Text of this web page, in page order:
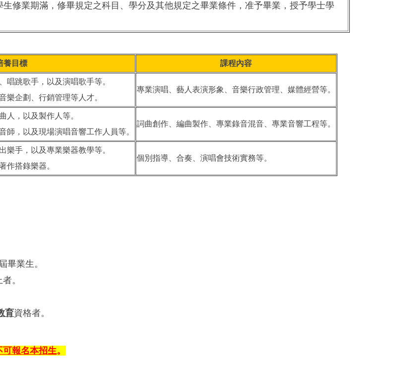
生修業期滿，修畢規定之科目、學分及其他規定之畢業條件，准予畢業，授予學士學
養目標 課程內容
唱跳歌手，以及演唱歌手等。
樂企劃、行銷管理等人才。
專業演唱、藝人表演形象、音樂行政管理、媒體經營等。
人，以及製作人等。
師，以及現場演唱音響工作人員等。
詞曲創作、編曲製作、專業錄音混音、專業音響工程等。
樂手，以及專業樂器教學等。
作搭錄樂器。
個別指導、合奏、演唱會技術實務等。
畢業生。
。
育資格者。
可報名本招生。